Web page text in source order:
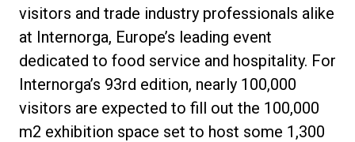
visitors and trade industry professionals alike
at Internorga, Europe’s leading event
dedicated to food service and hospitality. For
Internorga’s 93rd edition, nearly 100,000
visitors are expected to fill out the 100,000
m2 exhibition space set to host some 1,300
プライバシーポリシー